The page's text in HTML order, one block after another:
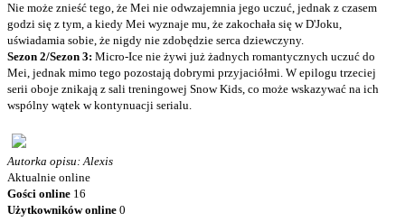
Nie może znieść tego, że Mei nie odwzajemnia jego uczuć, jednak z czasem
godzi się z tym, a kiedy Mei wyznaje mu, że zakochała się w D'Joku,
uświadamia sobie, że nigdy nie zdobędzie serca dziewczyny.
Sezon 2/Sezon 3: Micro-Ice nie żywi już żadnych romantycznych uczuć do
Mei, jednak mimo tego pozostają dobrymi przyjaciółmi. W epilogu trzeciej
serii oboje znikają z sali treningowej Snow Kids, co może wskazywać na ich
wspólny wątek w kontynuacji serialu.
Autorka opisu: Alexis
Aktualnie online
Gości online 16
Użytkowników online 0